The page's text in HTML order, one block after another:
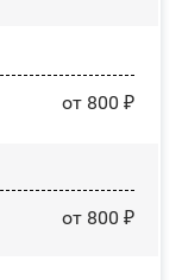
от 800 ₽
от 800 ₽